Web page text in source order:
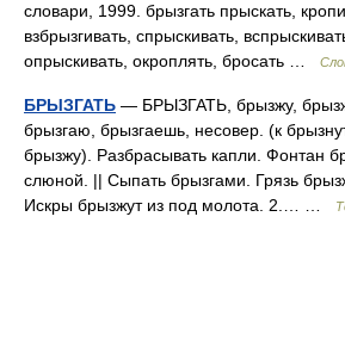
словари, 1999. брызгать прыскать,
взбрызгивать, спрыскивать,
опрыскивать, окроплять, бросать …
БРЫЗГАТЬ — БРЫЗГАТЬ, брызжу,
брызгаю, брызгаешь, несовер. (к
брызжу). Разбрасывать капли. Фонтан
слюной. || Сыпать брызгами. Грязь
Искры брызжут из под молота. 2.… …